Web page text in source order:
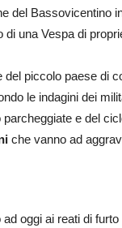
del Bassovicentino
una Vespa di
piccolo paese di
le indagini dei
parcheggiate e del
che vanno ad
oggi ai reati di